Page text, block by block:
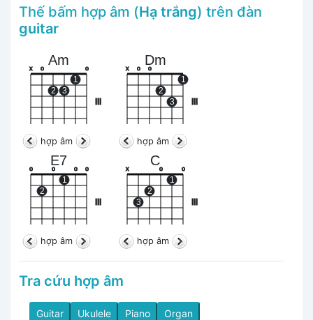
Thế bấm hợp âm (Hạ trắng) trên đàn
guitar
Am
x o
2 3
1
o
hợp âm
Dm
x o o
2
3
1
hợp âm
E7
III
o
2
o
1
o o
hợp âm
C
x
3
2
o
1
o
hợp âm
Tra cứu hợp âm
Guitar Ukulele Piano Organ